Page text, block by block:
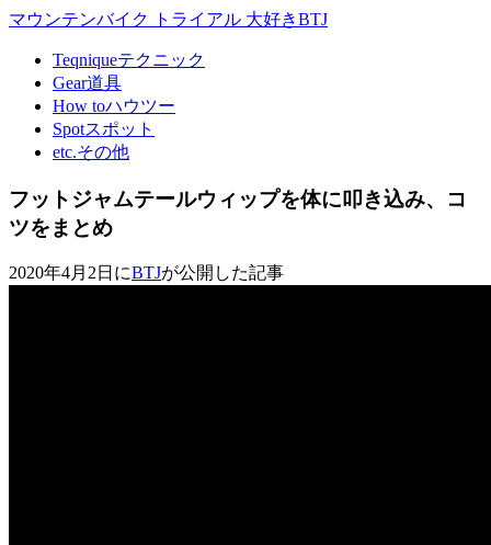
マウンテンバイク トライアル 大好きBTJ
Teqniqueテクニック
Gear道具
How toハウツー
Spotスポット
etc.その他
フットジャムテールウィップを体に叩き込み、コ
ツをまとめ
2020年4月2日にBTJが公開した記事